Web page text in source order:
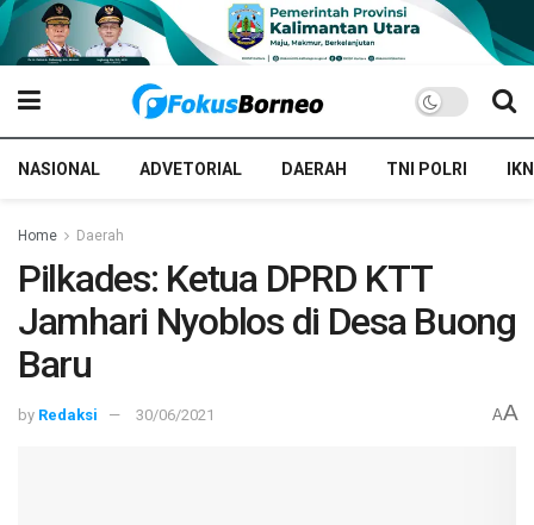
NASIONAL ADVETORIAL DAERAH TNI POLRI IKN
Home Daerah
Pilkades: Ketua DPRD KTT
Jamhari Nyoblos di Desa Buong
Baru
by Redaksi 30/06/2021 AA